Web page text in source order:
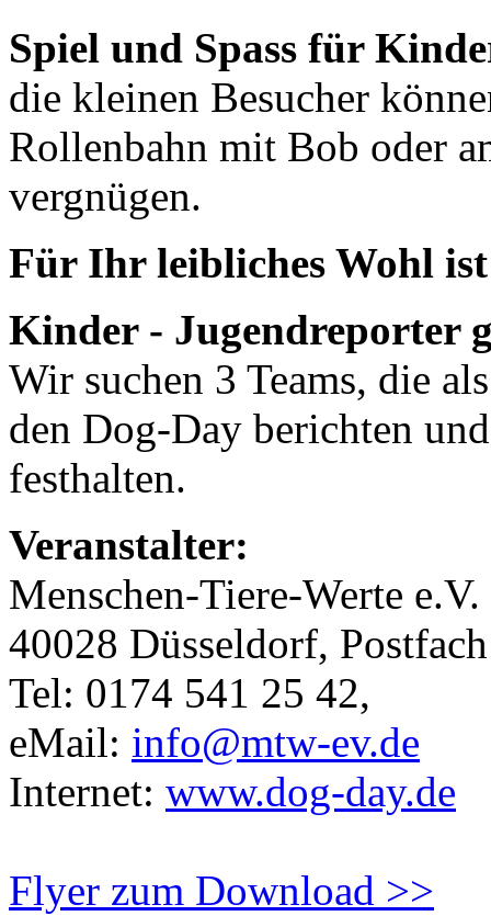
Spiel und Spass für
die kleinen Besucher
Rollenbahn mit Bob oder
vergnügen.
Für Ihr leibliches Wohl ist
Kinder - Jugendreporter
Wir suchen 3 Teams, die
den Dog-Day berichten
festhalten.
Veranstalter:
Menschen-Tiere-Werte e.V.
40028 Düsseldorf,
Tel: 0174 541 25 42,
eMail: info@mtw-ev.de
Internet: www.dog-day.de
Flyer zum Download >>